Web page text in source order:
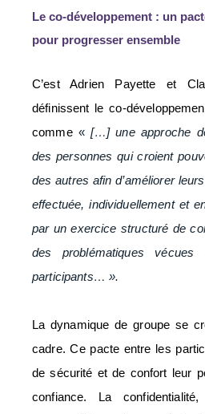
Le co-développement : un
pour progresser ensemble
C’est Adrien Payette et
définissent le co-
comme « […] une approche
des personnes qui croient
des autres afin d’améliorer
effectuée, individuellement et
par un exercice structuré de
des problématiques vécues
participants… ».
La dynamique de groupe se
cadre. Ce pacte entre les
de sécurité et de confort leur
confiance. La